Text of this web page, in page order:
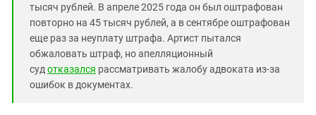
тысяч рублей. В апреле 2025 года он был оштрафован
повторно на 45 тысяч рублей, а в сентябре оштрафован
еще раз за неуплату штрафа. Артист пытался
обжаловать штраф, но апелляционный
суд отказался рассматривать жалобу адвоката из-за
ошибок в документах.